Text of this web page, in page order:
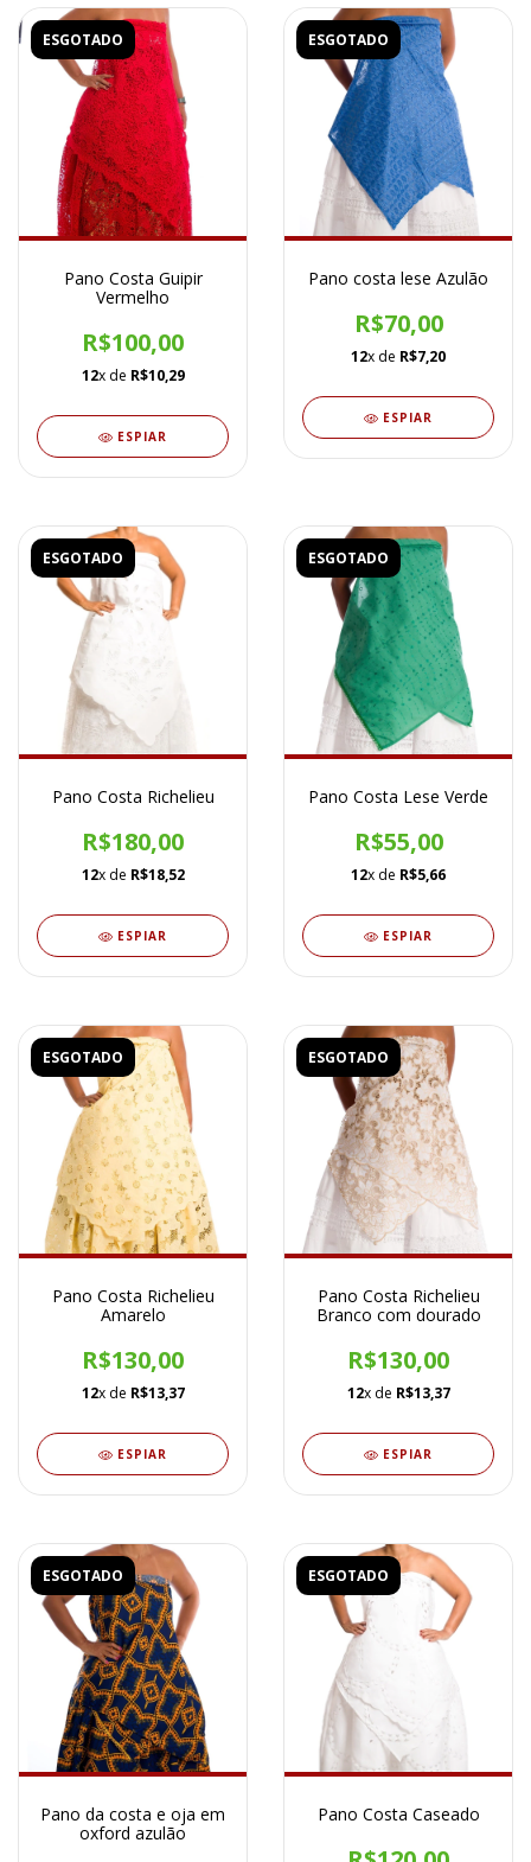
ESGOTADO
Pano Costa Guipir
Vermelho
R$100,00
12x de R$10,29
ESPIAR
ESGOTADO
Pano costa lese Azulão
R$70,00
12x de R$7,20
ESPIAR
ESGOTADO
Pano Costa Richelieu
R$180,00
12x de R$18,52
ESPIAR
ESGOTADO
Pano Costa Lese Verde
R$55,00
12x de R$5,66
ESPIAR
ESGOTADO
Pano Costa Richelieu
Amarelo
R$130,00
12x de R$13,37
ESPIAR
ESGOTADO
Pano Costa Richelieu
Branco com dourado
R$130,00
12x de R$13,37
ESPIAR
ESGOTADO
Pano da costa e oja em
oxford azulão
ESGOTADO
Pano Costa Caseado